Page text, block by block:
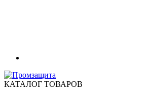
КАТАЛОГ ТОВАРОВ